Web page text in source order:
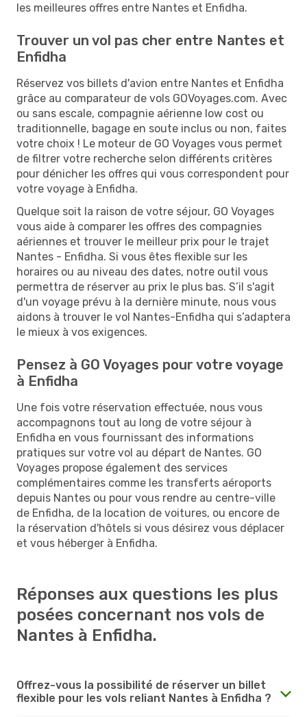
les meilleures offres entre Nantes et Enfidha.
Trouver un vol pas cher entre Nantes et
Enfidha
Réservez vos billets d'avion entre Nantes et Enfidha
grâce au comparateur de vols GOVoyages.com. Avec
ou sans escale, compagnie aérienne low cost ou
traditionnelle, bagage en soute inclus ou non, faites
votre choix ! Le moteur de GO Voyages vous permet
de filtrer votre recherche selon différents critères
pour dénicher les offres qui vous correspondent pour
votre voyage à Enfidha.
Quelque soit la raison de votre séjour, GO Voyages
vous aide à comparer les offres des compagnies
aériennes et trouver le meilleur prix pour le trajet
Nantes - Enfidha. Si vous êtes flexible sur les
horaires ou au niveau des dates, notre outil vous
permettra de réserver au prix le plus bas. S’il s'agit
d'un voyage prévu à la dernière minute, nous vous
aidons à trouver le vol Nantes-Enfidha qui s’adaptera
le mieux à vos exigences.
Pensez à GO Voyages pour votre voyage
à Enfidha
Une fois votre réservation effectuée, nous vous
accompagnons tout au long de votre séjour à
Enfidha en vous fournissant des informations
pratiques sur votre vol au départ de Nantes. GO
Voyages propose également des services
complémentaires comme les transferts aéroports
depuis Nantes ou pour vous rendre au centre-ville
de Enfidha, de la location de voitures, ou encore de
la réservation d'hôtels si vous désirez vous déplacer
et vous héberger à Enfidha.
Réponses aux questions les plus
posées concernant nos vols de
Nantes à Enfidha.
Offrez-vous la possibilité de réserver un billet
flexible pour les vols reliant Nantes à Enfidha ?